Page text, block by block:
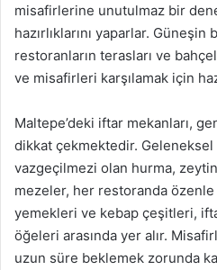
misafirlerine unutulmaz bir
hazırlıklarını yaparlar. Güneşin
restoranların terasları ve
ve misafirleri karşılamak için
Maltepe’deki iftar mekanları,
dikkat çekmektedir. Geleneksel
vazgeçilmezi olan hurma,
mezeler, her restoranda
yemekleri ve kebap çeşitleri,
öğeleri arasında yer alır.
uzun süre beklemek zorunda